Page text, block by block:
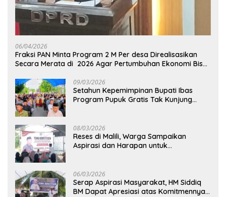
06/04/2026
Fraksi PAN Minta Program 2 M Per desa Direalisasikan
Secara Merata di 2026 Agar Pertumbuhan Ekonomi Bisa
09/03/2026
Setahun Kepemimpinan Bupati Ibas
Program Pupuk Gratis Tak Kunjung
08/03/2026
Reses di Malili, Warga Sampaikan
Aspirasi dan Harapan untuk
06/03/2026
Serap Aspirasi Masyarakat, HM Siddiq
BM Dapat Apresiasi atas Komitmennya